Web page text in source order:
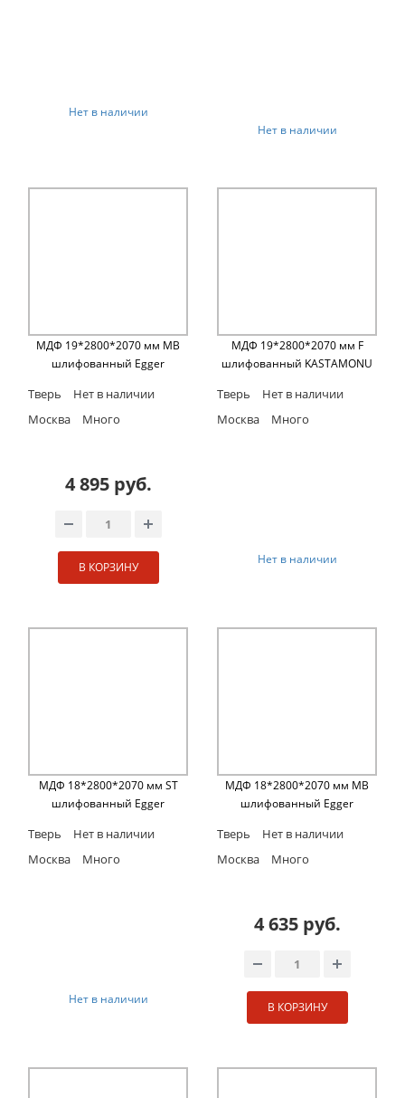
Нет в наличии
Нет в наличии
МДФ 19*2800*2070 мм MB
шлифованный Egger
Тверь
Нет в наличии
Москва
Много
4 895 руб.
В КОРЗИНУ
МДФ 19*2800*2070 мм F
шлифованный KASTAMONU
Тверь
Нет в наличии
Москва
Много
Нет в наличии
МДФ 18*2800*2070 мм ST
шлифованный Egger
Тверь
Нет в наличии
Москва
Много
Нет в наличии
МДФ 18*2800*2070 мм MB
шлифованный Egger
Тверь
Нет в наличии
Москва
Много
4 635 руб.
В КОРЗИНУ